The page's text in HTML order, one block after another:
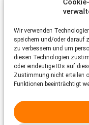
Wir verwenden
speichern und/oder darauf
zu verbessern und um
diesen Technologien
oder eindeutige IDs auf
Zustimmung nicht erteilen
Funktionen beeinträchtigt
Tiere brauchen Hilfe –
Unterstützen Sie die
Schweizer Tierschutz
Jetzt spenden
Schweizer
CH-4053 Basel